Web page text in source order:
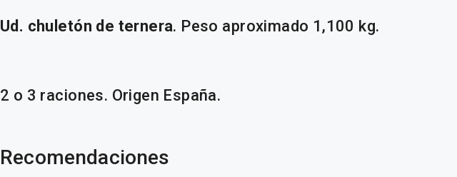
Ud. chuletón de ternera. Peso aproximado 1,100 kg.
2 o 3 raciones. Origen España.
Recomendaciones